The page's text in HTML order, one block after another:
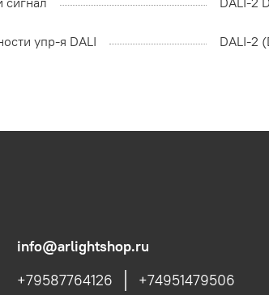
упр-я DALI DALI-2
info@arlightshop.ru
+79587764126
+74951479506